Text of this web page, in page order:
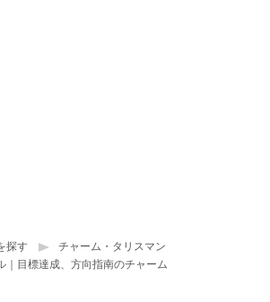
探す
チャーム・タリスマン
｜目標達成、方向指南のチャーム